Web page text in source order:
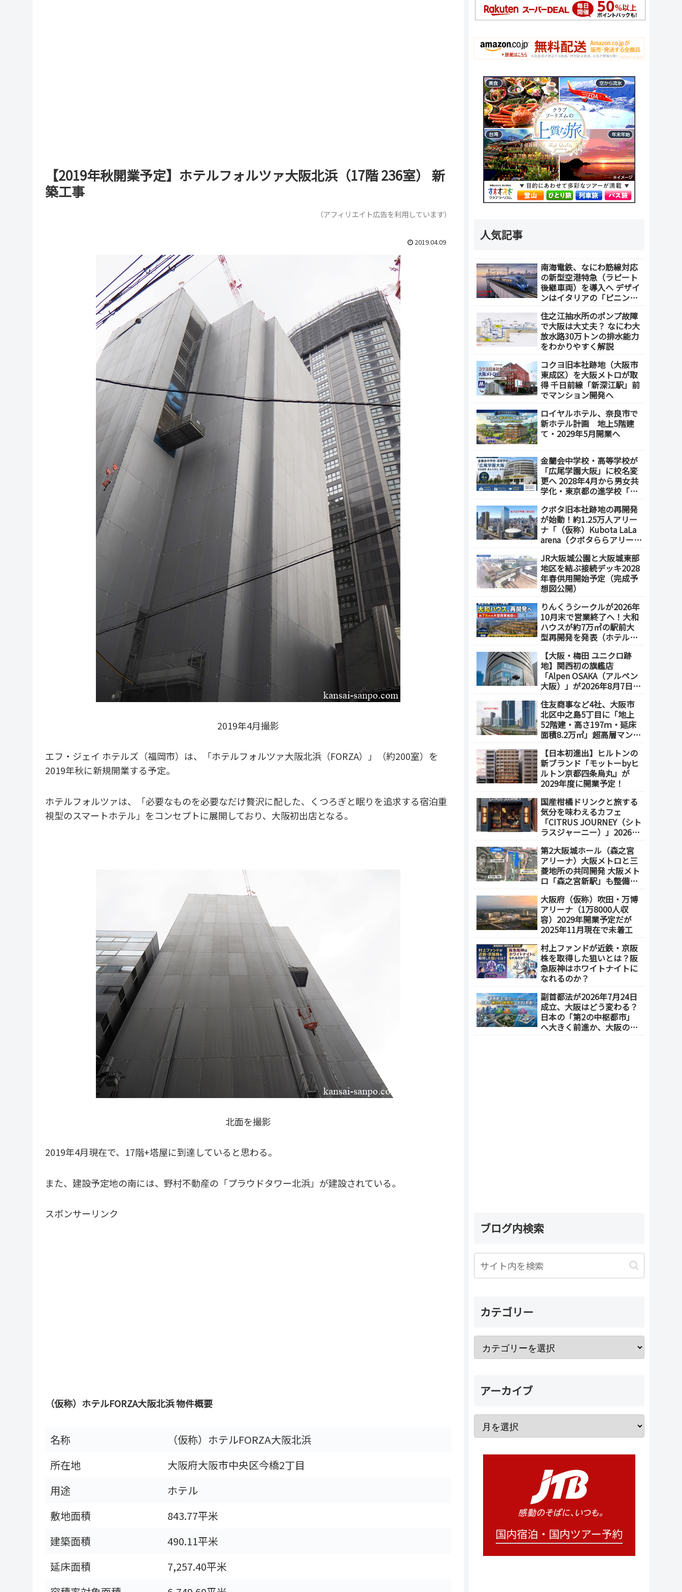
【2019年秋開業予定】ホテルフォルツァ大阪北浜（17階 236室） 新
築工事
（アフィリエイト広告を利用しています）
2019.04.09
2019年4月撮影
エフ・ジェイ ホテルズ（福岡市）は、「ホテルフォルツァ大阪北浜（FORZA）」（約200室）を
2019年秋に新規開業する予定。
ホテルフォルツァは、「必要なものを必要なだけ贅沢に配した、くつろぎと眠りを追求する宿泊重
視型のスマートホテル」をコンセプトに展開しており、大阪初出店となる。
北面を撮影
2019年4月現在で、17階+塔屋に到達していると思わる。
また、建設予定地の南には、野村不動産の「プラウドタワー北浜」が建設されている。
スポンサーリンク
（仮称）ホテルFORZA大阪北浜 物件概要
名称
（仮称）ホテルFORZA大阪北浜
所在地
大阪府大阪市中央区今橋2丁目
用途
ホテル
敷地面積
843.77平米
建築面積
490.11平米
延床面積
7,257.40平米
人気記事
南海電鉄、なにわ筋線対応
の新型空港特急（ラピート
後継車両）を導入へ デザイ
ンはイタリアの「ピニンフ
住之江抽水所のポンプ故障
で大阪は大丈夫？ なにわ大
放水路30万トンの排水能力
をわかりやすく解説
コクヨ旧本社跡地（大阪市
東成区）を大阪メトロが取
得 千日前線「新深江駅」前
でマンション開発へ
ロイヤルホテル、奈良市で
新ホテル計画 地上5階建
て・2029年5月開業へ
金蘭会中学校・高等学校が
「広尾学園大阪」に校名変
更へ 2028年4月から男女共
学化・東京都の進学校「広
クボタ旧本社跡地の再開発
が始動！約1.25万人アリー
ナ「（仮称）Kubota LaLa
arena（クボタららアリー
業施設も開発へ【2032年以
降開業】
JR大阪城公園と大阪城東部
地区を結ぶ接続デッキ2028
年春供用開始予定（完成予
想図公開）
りんくうシークルが2026年
10月末で営業終了へ！大和
ハウスが約7万㎡の駅前大
型再開発を発表（ホテル開
【大阪・梅田 ユニクロ跡
地】関西初の旗艦店
「Alpen OSAKA（アルペン
大阪）」が2026年8月7日オ
の体験型スポーツ専門店が
誕生
住友商事など4社、大阪市
北区中之島5丁目に「地上
52階建・高さ197ｍ・延床
面積8.2万㎡」超高層マンシ
竣工
【日本初進出】ヒルトンの
新ブランド「モットーbyヒ
ルトン京都四条烏丸」が
2029年度に開業予定！
国産柑橘ドリンクと旅する
気分を味わえるカフェ
「CITRUS JOURNEY（シト
ラスジャーニー）」2026年
メトロ「本町駅」徒歩1
分）
第2大阪城ホール（森之宮
アリーナ）大阪メトロと三
菱地所の共同開発 大阪メト
ロ「森之宮新駅」も整備へ
度以降の開業（大阪城東部
地区1.5期開発）
大阪府（仮称）吹田・万博
アリーナ（1万8000人収
容）2029年開業予定だが
2025年11月現在で未着工
村上ファンドが近鉄・京阪
株を取得した狙いとは？阪
急阪神はホワイトナイトに
なれるのか？
副首都法が2026年7月24日
成立、大阪はどう変わる？
日本の「第2の中枢都市」
へ大きく前進か、大阪の5
ブログ内検索
カテゴリー
アーカイブ